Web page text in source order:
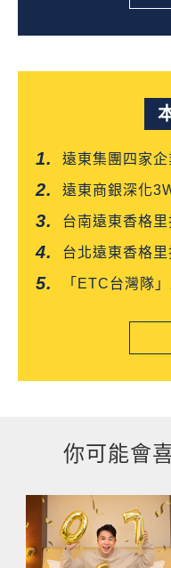
遠東集團四家企
「台灣企業領
遠東商銀深化
望愛雙獎肯定
台南遠東香格
「
台北遠東香格
「ETC台灣隊
你可能會